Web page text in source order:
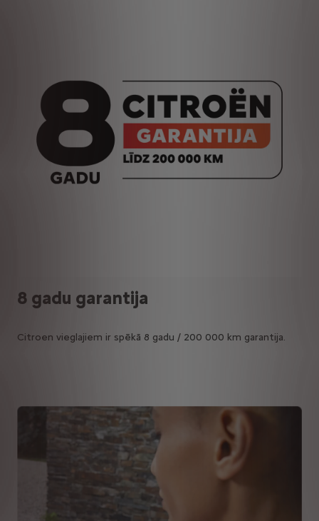
8 gadu garantija
Citroen vieglajiem ir spēkā 8 gadu / 200 000 km garantija.